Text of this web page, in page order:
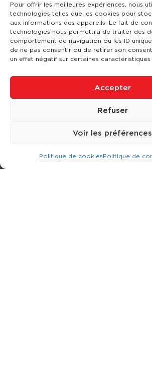
Pour offrir les meilleures expériences, nous
technologies telles que les cookies pour
aux informations des appareils. Le fait de
technologies nous permettra de traiter des
comportement de navigation ou les ID
de ne pas consentir ou de retirer son
un effet négatif sur certaines
Accepter
Refuser
Voir les préférences
Politique de cookiesPolitique de